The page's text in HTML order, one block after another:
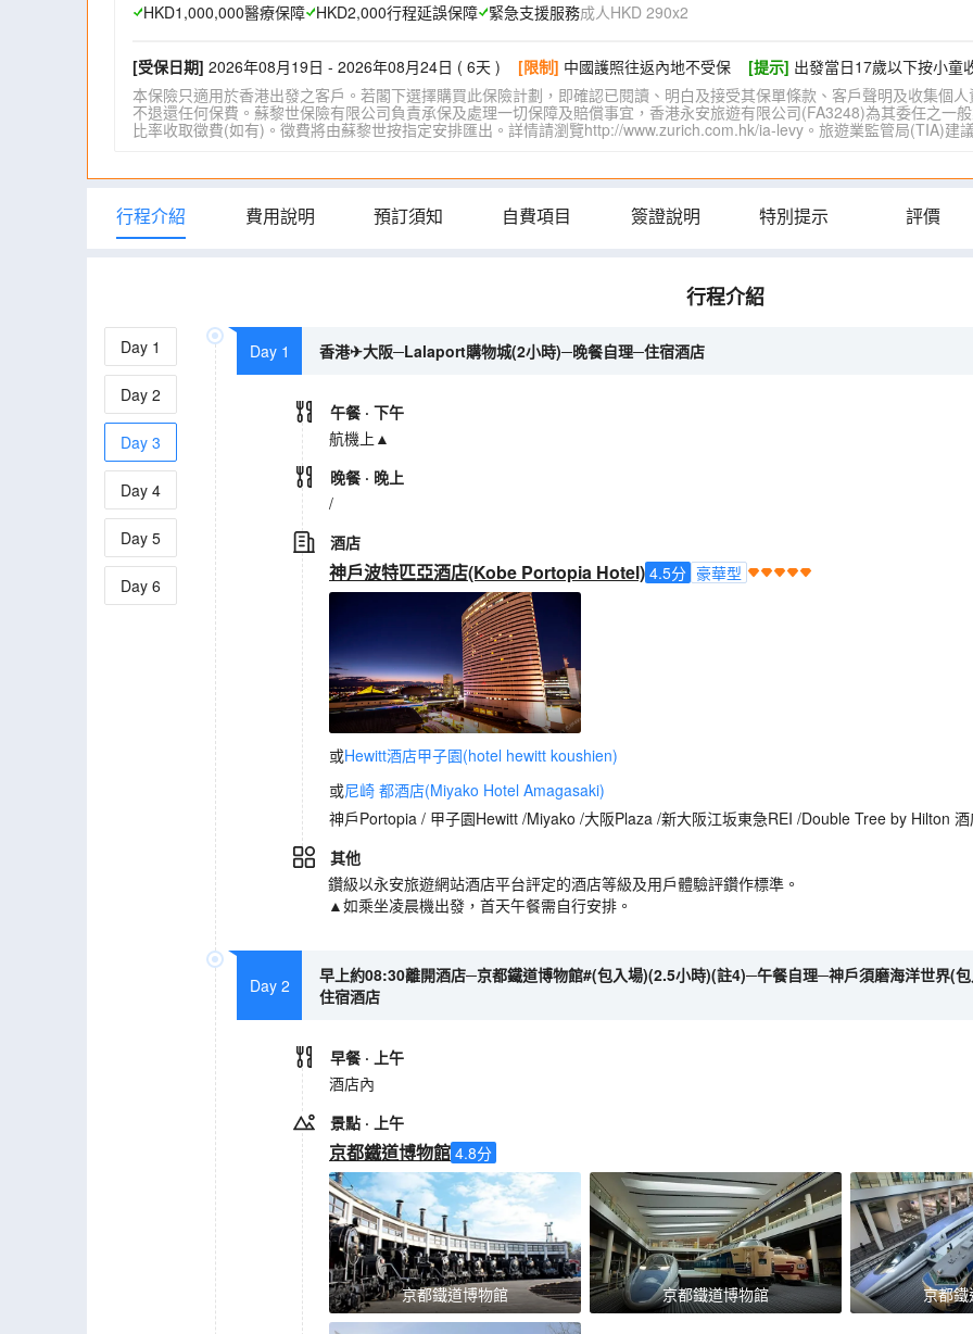
HKD1,000,000醫療保障 HKD2,000行程延誤保障 緊急支援服務成人HKD 290x2
[受保日期] 2026年08月19日 - 2026年08月24日 ( 6天 ) [限制] 中國護照往返內地不受保 [提示] 出發當日17歲以下按小童
本保險只適用於香港出發之客戶。若閣下選擇購買此保險計劃，即確認已閱讀、明白及接受其保單條款、客戶聲明及收集個
不退還任何保費。蘇黎世保險有限公司負責承保及處理一切保障及賠償事宜，香港永安旅遊有限公司(FA3248)為其委任之一
比率收取徵費(如有)。徵費將由蘇黎世按指定安排匯出。詳情請瀏覽http://www.zurich.com.hk/ia-levy。旅遊業監管局(TIA)建
行程介紹 費用說明 預訂須知 自費項目 簽證說明 特別提示 評價
行程介紹
Day 1
Day 2
Day 3
Day 4
Day 5
Day 6
Day 1 香港✈大阪─Lalaport購物城(2小時)─晚餐自理─住宿酒店
午餐 · 下午
航機上▲
晚餐 · 晚上
/
酒店
神戶波特匹亞酒店(Kobe Portopia Hotel) 4.5分 豪華型
或Hewitt酒店甲子園(hotel hewitt koushien)
或尼崎 都酒店(Miyako Hotel Amagasaki)
神戶Portopia / 甲子園Hewitt /Miyako /大阪Plaza /新大阪江坂東急REI /Double Tree by Hilton
其他
鑽級以永安旅遊網站酒店平台評定的酒店等級及用戶體驗評鑽作標準。
▲如乘坐凌晨機出發，首天午餐需自行安排。
Day 2
早上約08:30離開酒店─京都鐵道博物館#(包入場)(2.5小時)(註4)─午餐自理─神戶須磨海洋世界(
住宿酒店
早餐 · 上午
酒店內
景點 · 上午
京都鐵道博物館 4.8分
京都鐵道博物館 京都鐵道博物館 京都